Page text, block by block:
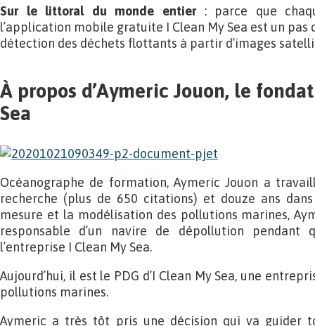
Sur le littoral du monde entier: parce que
l’application mobile gratuite I Clean My Sea est un
détection des déchets flottants à partir d’images
À propos d’Aymeric Jouon, le
Sea
Océanographe de formation, Aymeric Jouon a
recherche (plus de 650 citations) et douze ans
mesure et la modélisation des pollutions marines,
responsable d’un navire de dépollution
l’entreprise I Clean My Sea.
Aujourd’hui, il est le PDG d’I Clean My Sea, une
pollutions marines.
Aymeric a très tôt pris une décision qui va guider